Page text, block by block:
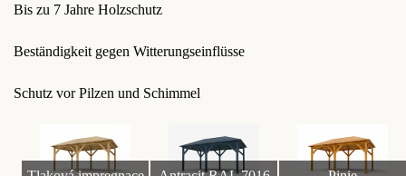
Bis zu 7 Jahre Holzschutz
Beständigkeit gegen Witterungseinflüsse
Schutz vor Pilzen und Schimmel